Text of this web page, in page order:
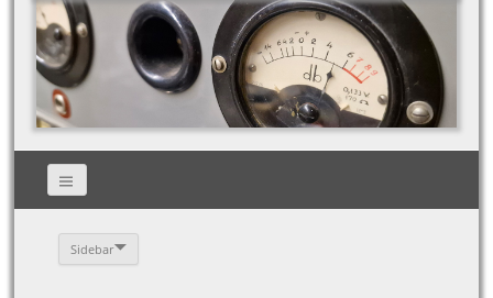
Sidebar